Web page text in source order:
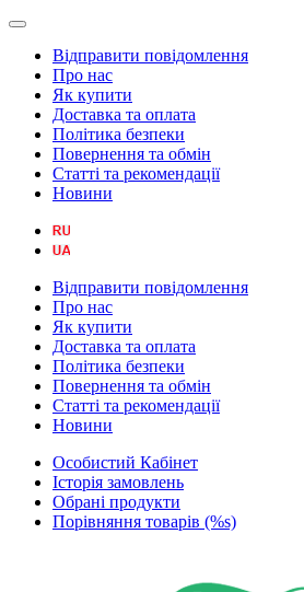
Відправити повідомлення
Про нас
Як купити
Доставка та оплата
Політика безпеки
Повернення та обмін
Статті та рекомендації
Новини
Відправити повідомлення
Про нас
Як купити
Доставка та оплата
Політика безпеки
Повернення та обмін
Статті та рекомендації
Новини
Особистий Кабінет
Історія замовлень
Обрані продукти
Порівняння товарів (%s)